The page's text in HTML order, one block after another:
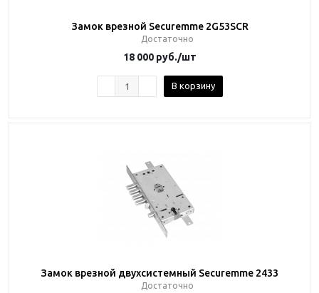
Замок врезной Securemme 2G53SCR
Достаточно
18 000 руб./шт
В корзину
Замок врезной двухсистемный Securemme 2433
Достаточно